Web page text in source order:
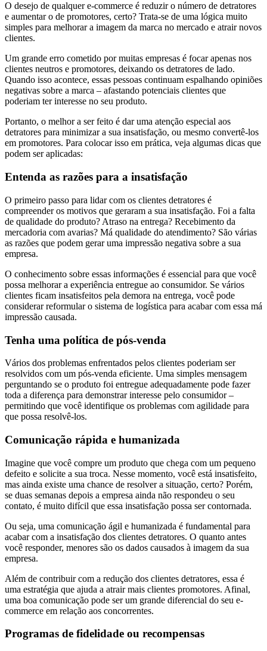
O desejo de qualquer e-commerce é reduzir o número de detratores
e aumentar o de promotores, certo? Trata-se de uma lógica muito
simples para melhorar a imagem da marca no mercado e atrair novos
clientes.
Um grande erro cometido por muitas empresas é focar apenas nos
clientes neutros e promotores, deixando os detratores de lado.
Quando isso acontece, essas pessoas continuam espalhando opiniões
negativas sobre a marca – afastando potenciais clientes que
poderiam ter interesse no seu produto.
Portanto, o melhor a ser feito é dar uma atenção especial aos
detratores para minimizar a sua insatisfação, ou mesmo convertê-los
em promotores. Para colocar isso em prática, veja algumas dicas que
podem ser aplicadas:
Entenda as razões para a insatisfação
O primeiro passo para lidar com os clientes detratores é
compreender os motivos que geraram a sua insatisfação. Foi a falta
de qualidade do produto? Atraso na entrega? Recebimento da
mercadoria com avarias? Má qualidade do atendimento? São várias
as razões que podem gerar uma impressão negativa sobre a sua
empresa.
O conhecimento sobre essas informações é essencial para que você
possa melhorar a experiência entregue ao consumidor. Se vários
clientes ficam insatisfeitos pela demora na entrega, você pode
considerar reformular o sistema de logística para acabar com essa má
impressão causada.
Tenha uma política de pós-venda
Vários dos problemas enfrentados pelos clientes poderiam ser
resolvidos com um pós-venda eficiente. Uma simples mensagem
perguntando se o produto foi entregue adequadamente pode fazer
toda a diferença para demonstrar interesse pelo consumidor –
permitindo que você identifique os problemas com agilidade para
que possa resolvê-los.
Comunicação rápida e humanizada
Imagine que você compre um produto que chega com um pequeno
defeito e solicite a sua troca. Nesse momento, você está insatisfeito,
mas ainda existe uma chance de resolver a situação, certo? Porém,
se duas semanas depois a empresa ainda não respondeu o seu
contato, é muito difícil que essa insatisfação possa ser contornada.
Ou seja, uma comunicação ágil e humanizada é fundamental para
acabar com a insatisfação dos clientes detratores. O quanto antes
você responder, menores são os dados causados à imagem da sua
empresa.
Além de contribuir com a redução dos clientes detratores, essa é
uma estratégia que ajuda a atrair mais clientes promotores. Afinal,
uma boa comunicação pode ser um grande diferencial do seu e-
commerce em relação aos concorrentes.
Programas de fidelidade ou recompensas